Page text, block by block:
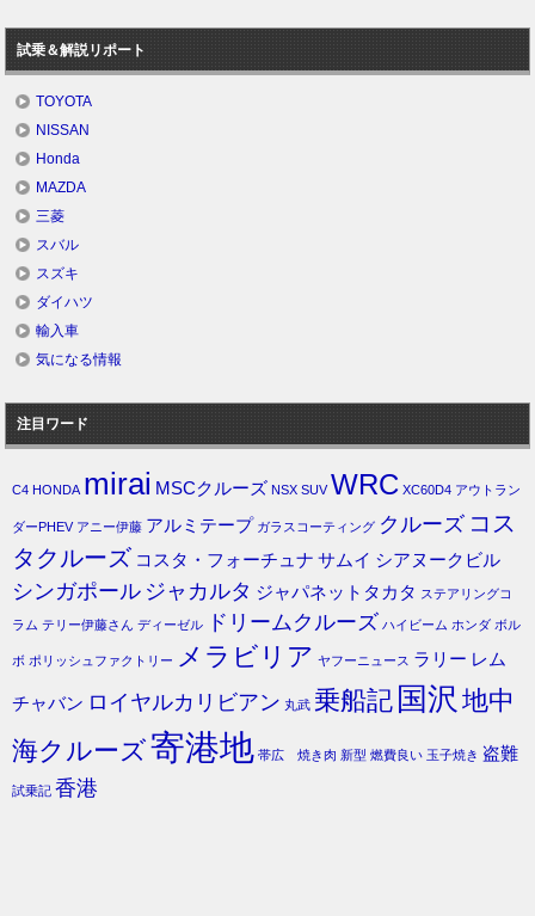
試乗＆解説リポート
TOYOTA
NISSAN
Honda
MAZDA
三菱
スバル
スズキ
ダイハツ
輸入車
気になる情報
注目ワード
C4 HONDA mirai MSCクルーズ NSX SUV WRC XC60D4 アウトラン
ダーPHEV アニー伊藤 アルミテープ ガラスコーティング クルーズ コス
タクルーズ コスタ・フォーチュナ サムイ シアヌークビル
シンガポール ジャカルタ ジャパネットタカタ ステアリングコ
ラム テリー伊藤さん ディーゼル ドリームクルーズ ハイビーム ホンダ ボル
ボ ポリッシュファクトリー メラビリア ヤフーニュース ラリー レム
チャバン ロイヤルカリビアン 丸武 乗船記 国沢 地中
海クルーズ寄港地 帯広 焼き肉 新型 燃費良い 玉子焼き 盗難
試乗記 香港